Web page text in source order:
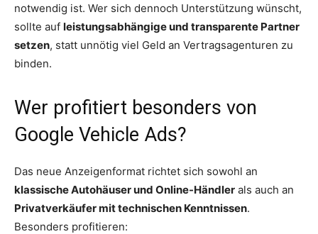
notwendig ist. Wer sich dennoch Unterstützung wünscht,
sollte auf leistungsabhängige und transparente Partner
setzen, statt unnötig viel Geld an Vertragsagenturen zu
binden.
Wer profitiert besonders von
Google Vehicle Ads?
Das neue Anzeigenformat richtet sich sowohl an
klassische Autohäuser und Online-Händler als auch an
Privatverkäufer mit technischen Kenntnissen.
Besonders profitieren: